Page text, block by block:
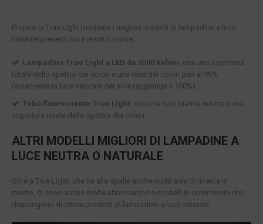
Proprio la True Light presenta i migliori modelli di lampadine a luce
naturale presenti sul mercato, come:
Lampadina True Light a LED da 5500 Kelvin: con una copertura
totale dello spettro dei colori e una resa dei colori pari al 96%
(solamente la luce naturale del sole raggiunge il 100%).
Tubo fluorescente True Light: con una luce bianca neutra e una
copertura totale dello spettro dei colori.
ALTRI MODELLI MIGLIORI DI LAMPADINE A
LUCE NEUTRA O NATURALE
Oltre a True Light, che ha alle spalle anche molti anni di ricerca in
merito, ci sono anche molte altre marche e modelli in commercio che
dispongono di ottimi prodotti di lampadine a luce naturale.